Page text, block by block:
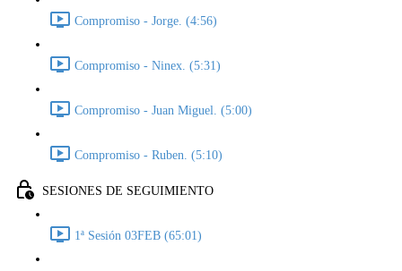
Compromiso - Jorge. (4:56)
Compromiso - Ninex. (5:31)
Compromiso - Juan Miguel. (5:00)
Compromiso - Ruben. (5:10)
SESIONES DE SEGUIMIENTO
1ª Sesión 03FEB (65:01)